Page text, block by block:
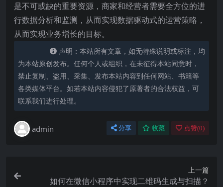
是不可或缺的重要资源，商家和经营者需要全方位的进
行数据分析和监测，从而实现数据驱动式的运营策略，
从而实现业务增长的目标。
声明：本站所有文章，如无特殊说明或标注，均
为本站原创发布。任何个人或组织，在未征得本站同意时，
禁止复制、盗用、采集、发布本站内容到任何网站、书籍等
各类媒体平台。如若本站内容侵犯了原著者的合法权益，可
联系我们进行处理。
admin 分享 收藏 点赞(0)
上一篇
如何在微信小程序中实现二维码生成与扫描？